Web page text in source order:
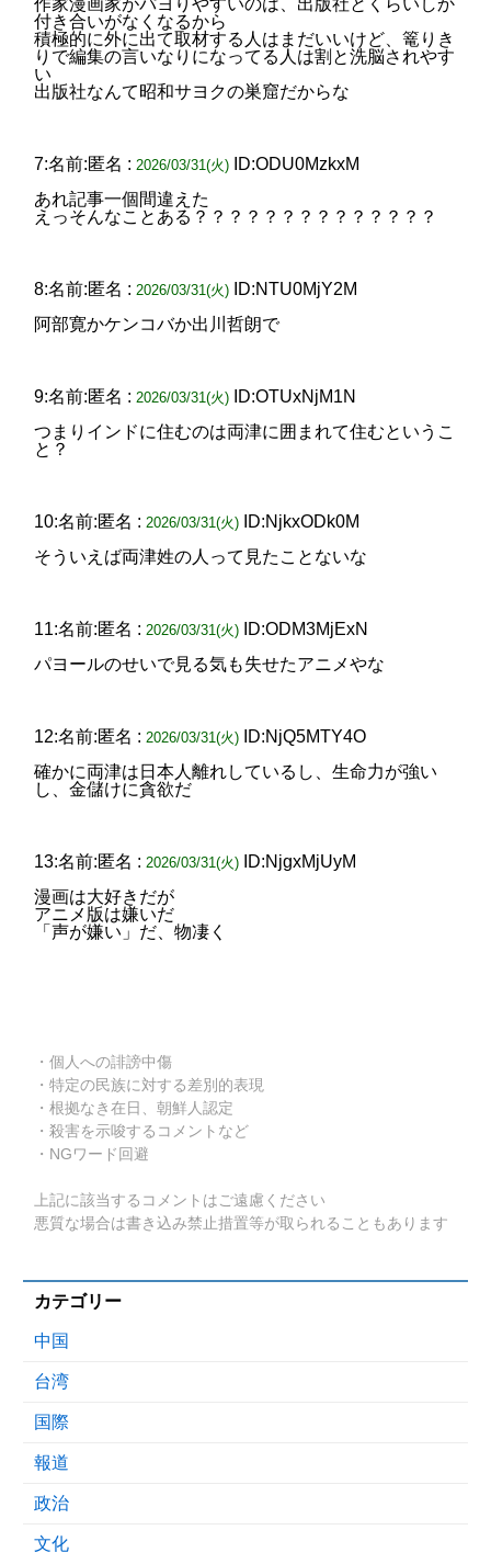
作家漫画家がパヨりやすいのは、出版社とくらいしか
付き合いがなくなるから
積極的に外に出て取材する人はまだいいけど、篭りき
りで編集の言いなりになってる人は割と洗脳されやす
い
出版社なんて昭和サヨクの巣窟だからな
7:名前:匿名 : 2026/03/31(火)
ID:ODU0MzkxM
あれ記事一個間違えた
えっそんなことある？？？？？？？？？？？？？？
8:名前:匿名 : 2026/03/31(火)
ID:NTU0MjY2M
阿部寛かケンコバか出川哲朗で
9:名前:匿名 : 2026/03/31(火)
ID:OTUxNjM1N
つまりインドに住むのは両津に囲まれて住むというこ
と？
10:名前:匿名 : 2026/03/31(火)
ID:NjkxODk0M
そういえば両津姓の人って見たことないな
11:名前:匿名 : 2026/03/31(火)
ID:ODM3MjExN
パヨールのせいで見る気も失せたアニメやな
12:名前:匿名 : 2026/03/31(火)
ID:NjQ5MTY4O
確かに両津は日本人離れしているし、生命力が強い
し、金儲けに貪欲だ
13:名前:匿名 : 2026/03/31(火)
ID:NjgxMjUyM
漫画は大好きだが
アニメ版は嫌いだ
「声が嫌い」だ、物凄く
・個人への誹謗中傷
・特定の民族に対する差別的表現
・根拠なき在日、朝鮮人認定
・殺害を示唆するコメントなど
・NGワード回避
上記に該当するコメントはご遠慮ください
悪質な場合は書き込み禁止措置等が取られることもあります
カテゴリー
中国
台湾
国際
報道
政治
文化